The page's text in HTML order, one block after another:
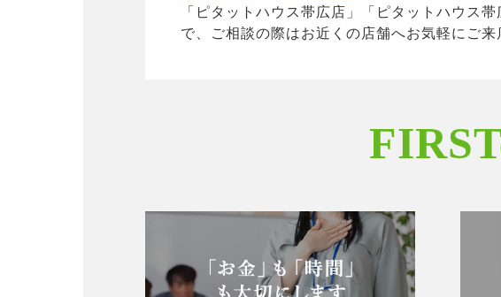
「ピタットハウス帯広店」「ピタットハウス
で、ご相談の際はお近くの店舗へお気軽にご来